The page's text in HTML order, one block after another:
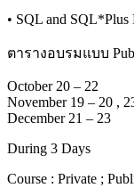
• SQL and SQL*Plus
ตารางอบรมแบบ
October 20 – 22
November 19 – 20 ,
December 21 – 23
During 3 Days
Course : Private ;